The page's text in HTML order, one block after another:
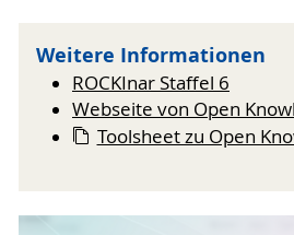
Weitere Informationen
ROCKInar Staffel 6
Webseite von Open
Toolsheet zu Open